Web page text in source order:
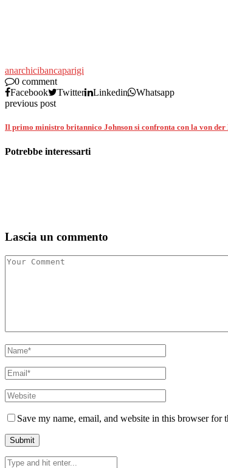
anarchicibancaparigi
0 comment
Facebook
Twitter Linkedin
Whatsapp
previous post
Il primo ministro britannico Johnson si confronta con la von der
Potrebbe interessarti
Lascia un commento
Save my name, email, and website in this browser for